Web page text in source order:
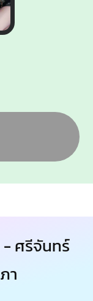
- ศรีจันทร์
า